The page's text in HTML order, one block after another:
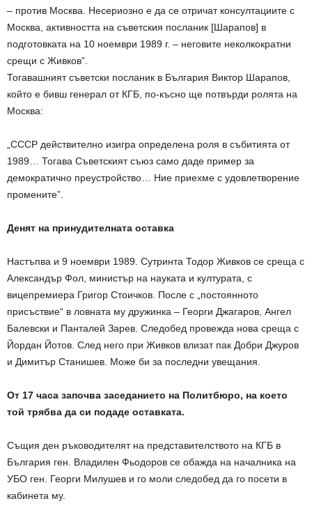
– против Москва. Несериозно е да се отричат консултациите с
Москва, активността на съветския посланик [Шарапов] в
подготовката на 10 ноември 1989 г. – неговите неколкократни
срещи с Живков”.
Тогавашният съветски посланик в България Виктор Шарапов,
който е бивш генерал от КГБ, по-късно ще потвърди ролята на
Москва:
„СССР действително изигра определена роля в събитията от
1989… Тогава Съветският съюз само даде пример за
демократично преустройство… Ние приехме с удовлетворение
промените”.
Денят на принудителната оставка
Настъпва и 9 ноември 1989. Сутринта Тодор Живков се среща с
Александър Фол, министър на науката и културата, с
вицепремиера Григор Стоичков. После с „постоянното
присъствие“ в ловната му дружинка – Георги Джагаров, Ангел
Балевски и Панталей Зарев. Следобед провежда нова среща с
Йордан Йотов. След него при Живков влизат пак Добри Джуров
и Димитър Станишев. Може би за последни увещания.
От 17 часа започва заседанието на Политбюро, на което
той трябва да си подаде оставката.
Същия ден ръководителят на представителството на КГБ в
България ген. Владилен Фьодоров се обажда на началника на
УБО ген. Георги Милушев и го моли следобед да го посети в
кабинета му.